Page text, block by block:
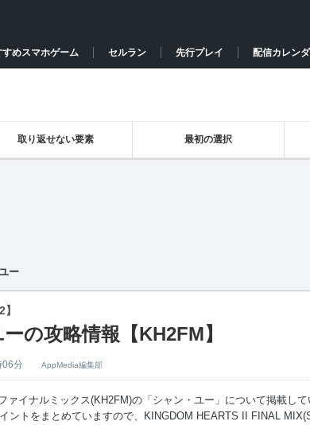
すめスマホゲーム セルラン 先行プレイ 配信カレン
取り返せない要素 最初の選択
ー
の攻略情報【KH2FM】
06分 AppMedia編集部
ァイナルミックス(KH2FM)の「シャン・ユー」について掲載して
ントをまとめていますので、KINGDOM HEARTS II FINAL